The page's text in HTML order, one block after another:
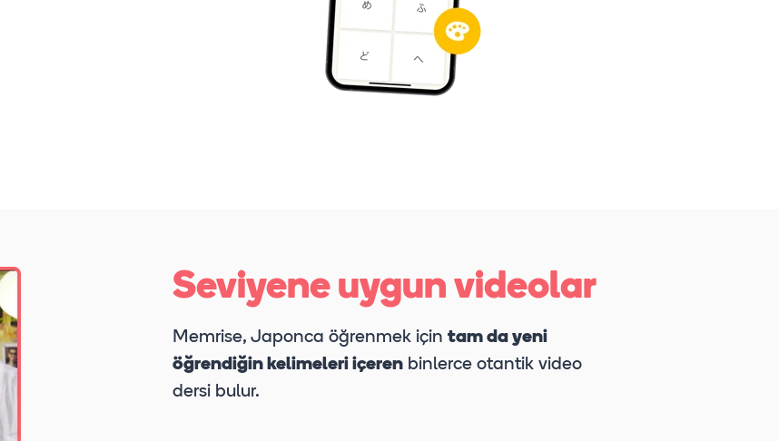
Seviyene uygun videolar
Memrise, Japonca öğrenmek için tam da yeni
öğrendiğin kelimeleri içeren binlerce otantik video
dersi bulur.